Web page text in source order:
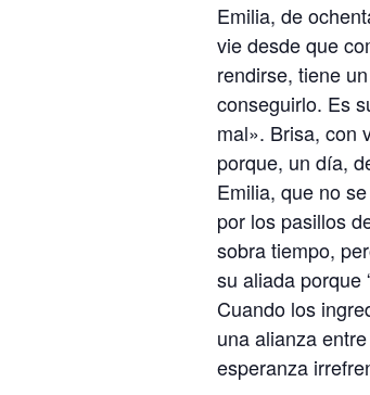
Emilia, de
vie desde que
rendirse, tiene
conseguirlo. Es
mal». Brisa, con
porque, un día,
Emilia, que no
por los pasillos
sobra tiempo,
su aliada porque
Cuando los
una alianza
esperanza